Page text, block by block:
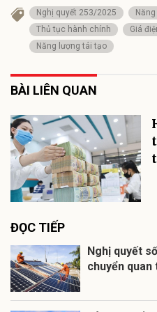
Nghị quyết 253/2025
Thủ tục hành chính
Giá
Năng lượng tái tạo
BÀI LIÊN QUAN
ĐỌC TIẾP
Nghị quyết
chuyển